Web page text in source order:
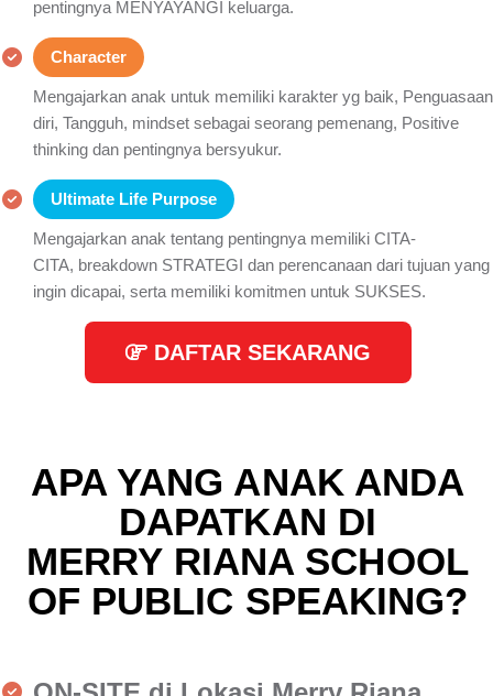
pentingnya MENYAYANGI keluarga.
Character
Mengajarkan anak untuk memiliki karakter yg baik, Penguasaan
diri, Tangguh, mindset sebagai seorang pemenang, Positive
thinking dan pentingnya bersyukur.
Ultimate Life Purpose
Mengajarkan anak tentang pentingnya memiliki CITA-
CITA, breakdown STRATEGI dan perencanaan dari tujuan yang
ingin dicapai, serta memiliki komitmen untuk SUKSES.
DAFTAR SEKARANG
APA YANG ANAK ANDA
DAPATKAN DI
MERRY RIANA SCHOOL
OF PUBLIC SPEAKING?